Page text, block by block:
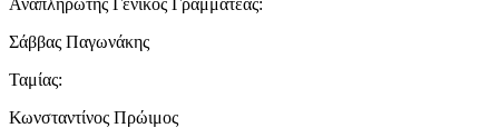
Σάββας Παγωνάκης
Ταμίας:
Κωνσταντίνος Πρώιμος